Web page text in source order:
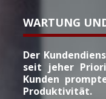
WARTUNG
Der
seit jeher
Kunden
Produktivität.